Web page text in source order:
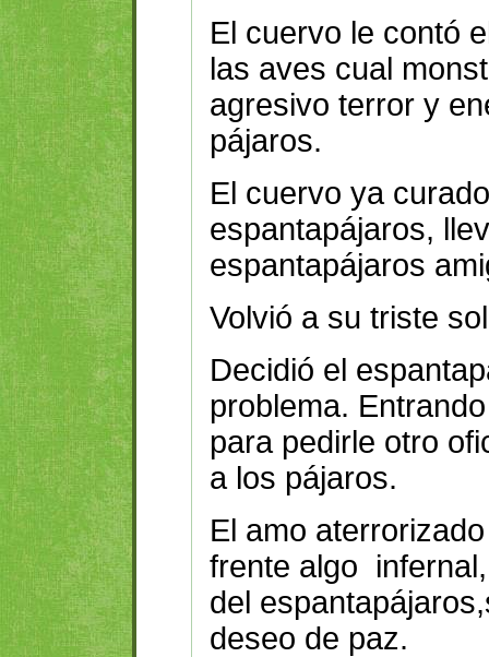
El cuervo le contó
las aves cual
agresivo terror y
pájaros.
El cuervo ya
espantapájaros,
espantapájaros
Volvió a su triste
Decidió el
problema.
para pedirle otro
a los pájaros.
El amo
frente algo
del
deseo de paz.